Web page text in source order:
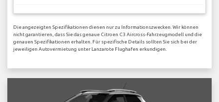
Die angezeigten Spezifikationen dienen nur zu Informationszwecken. Wir können
nicht garantieren, dass Sie das genaue Citroen C3 Aircross-Fahrzeugmodell und die
genauen Spezifikationen erhalten. Für spezifische Details sollten Sie sich bei der
jeweiligen Autovermietung unter Lanzarote Flughafen erkundigen.